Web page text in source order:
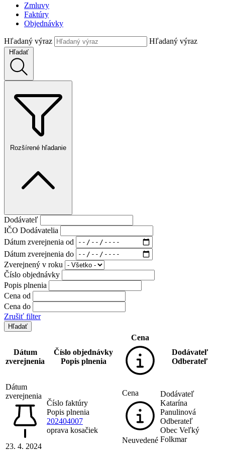
Zmluvy
Faktúry
Objednávky
Hľadaný výraz Hľadaný výraz
Hľadať
Rozšírené hľadanie
Dodávateľ
IČO Dodávatelia
Dátum zverejnenia od
Dátum zverejnenia do
Zverejnený v roku
Číslo objednávky
Popis plnenia
Cena od
Cena do
Zrušiť filter
Dátum
zverejnenia
Číslo objednávky
Popis plnenia
Cena
Dodávateľ
Odberateľ
Dátum
zverejnenia
23. 4. 2024
Číslo faktúry
Popis plnenia
202404007
oprava kosačiek
Cena
Neuvedené
Dodávateľ
Katarína
Panulinová
Odberateľ
Obec Veľký
Folkmar